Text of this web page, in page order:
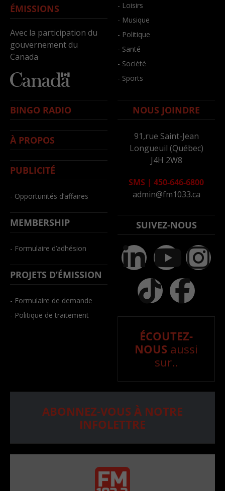
ÉMISSIONS
Avec la participation du
gouvernement du
Canada
- Loisirs
- Musique
- Politique
- Santé
- Société
- Sports
BINGO RADIO
À PROPOS
PUBLICITÉ
- Opportunités d’affaires
MEMBERSHIP
- Formulaire d’adhésion
PROJETS D’ÉMISSION
- Formulaire de demande
- Politique de traitement
NOUS JOINDRE
91,rue Saint-Jean
Longueuil (Québec)
J4H 2W8
SMS | 450-646-6800
admin@fm1033.ca
SUIVEZ-NOUS
ÉCOUTEZ-
NOUS aussi
sur..
ABONNEZ-VOUS À NOTRE
INFOLETTRE